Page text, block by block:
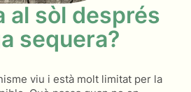
al sòl després
sequera?
viu i està molt limitat per la